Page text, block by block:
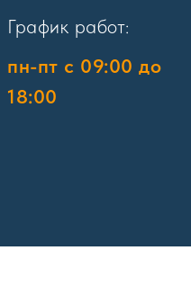
График работ:
пн-пт с 09:00 до
18:00